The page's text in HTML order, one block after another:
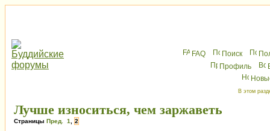
FAQ Поиск
Профиль
В этом
Лучше износиться, чем заржаветь
Страницы Пред. 1 2